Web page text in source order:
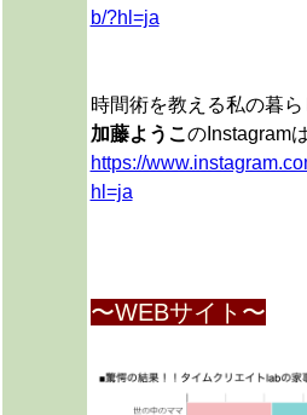
b/?hl=ja
時間術を教える私の暮
加藤ようこ のInstagram
https://
hl=ja
〜WEBサイト〜